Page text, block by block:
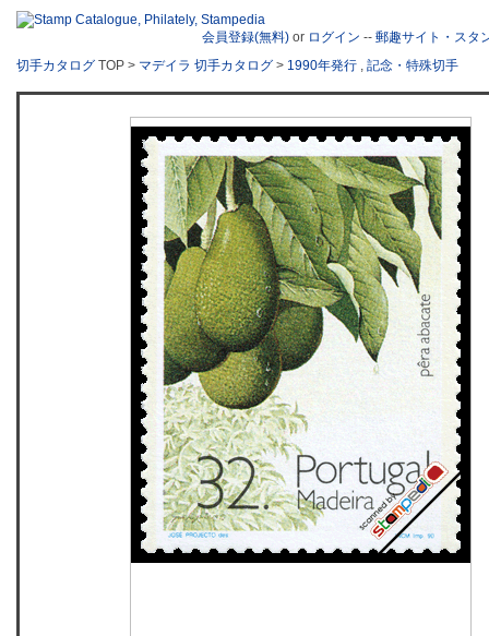
会員登録(無料) or ログイン -- 郵趣サイト・スタ
切手カタログ TOP > マデイラ 切手カタログ > 1990年発行 , 記念・特殊切手